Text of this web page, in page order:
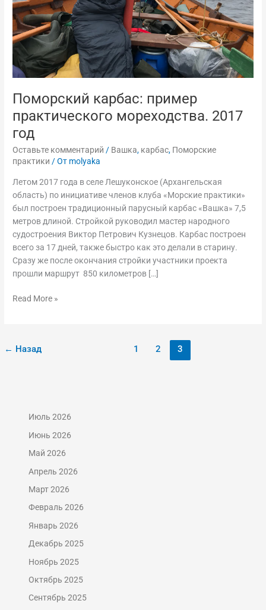
Поморский карбас: пример
практического мореходства. 2017
год
Оставьте комментарий / Вашка, карбас, Поморские
практики / От molyaka
Летом 2017 года в селе Лешуконское (Архангельская
область) по инициативе членов клуба «Морские практики»
был построен традиционный парусный карбас «Вашка» 7,5
метров длиной. Стройкой руководил мастер народного
судостроения Виктор Петрович Кузнецов. Карбас построен
всего за 17 дней, также быстро как это делали в старину.
Сразу же после окончания стройки участники проекта
прошли маршрут 850 километров […]
Read More »
← Назад 1 2 3
Июль 2026
Июнь 2026
Май 2026
Апрель 2026
Март 2026
Февраль 2026
Январь 2026
Декабрь 2025
Ноябрь 2025
Октябрь 2025
Сентябрь 2025